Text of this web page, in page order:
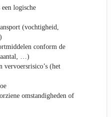
logische
(vochtigheid,
conform de
…)
vervoersrisico’s (het
omstandigheden of